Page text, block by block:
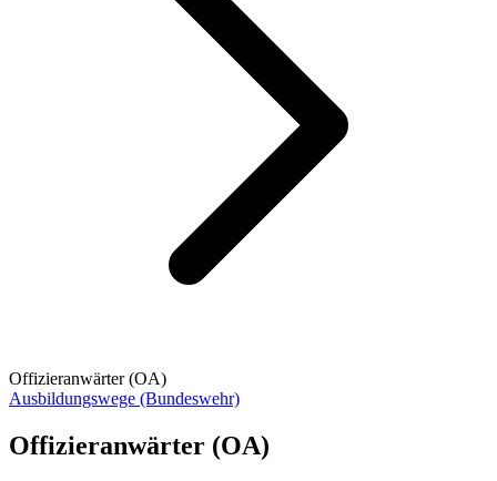
Offizieranwärter (OA)
Ausbildungswege (Bundeswehr)
Offizieranwärter (OA)